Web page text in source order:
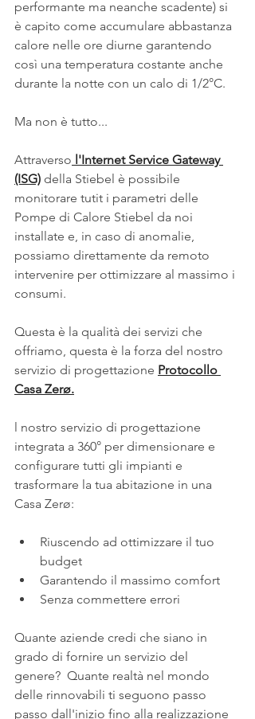
performante ma neanche scadente) si
è capito come accumulare abbastanza
calore nelle ore diurne garantendo
così una temperatura costante anche
durante la notte con un calo di 1/2°C.
Ma non è tutto...
Attraverso l'Internet Service Gateway
(ISG) della Stiebel è possibile
monitorare tutit i parametri delle
Pompe di Calore Stiebel da noi
installate e, in caso di anomalie,
possiamo direttamente da remoto
intervenire per ottimizzare al massimo i
consumi.
Questa è la qualità dei servizi che
offriamo, questa è la forza del nostro
servizio di progettazione Protocollo
Casa Zerø.
l nostro servizio di progettazione
integrata a 360° per dimensionare e
configurare tutti gli impianti e
trasformare la tua abitazione in una
Casa Zerø:
Riuscendo ad ottimizzare il tuo
budget
Garantendo il massimo comfort
Senza commettere errori
Quante aziende credi che siano in
grado di fornire un servizio del
genere?  Quante realtà nel mondo
delle rinnovabili ti seguono passo
passo dall'inizio fino alla realizzazione